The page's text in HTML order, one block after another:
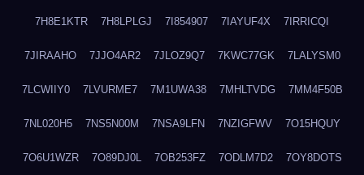
7H8E1KTR 7H8LPLGJ 7I854907 7IAYUF4X 7IRRICQI
7JIRAAHO 7JJO4AR2 7JLOZ9Q7 7KWC77GK 7LALYSM0
7LCWIIY0 7LVURME7 7M1UWA38 7MHLTVDG 7MM4F50B
7NL020H5 7NS5N00M 7NSA9LFN 7NZIGFWV 7O15HQUY
7O6U1WZR 7O89DJ0L 7OB253FZ 7ODLM7D2 7OY8DOTS